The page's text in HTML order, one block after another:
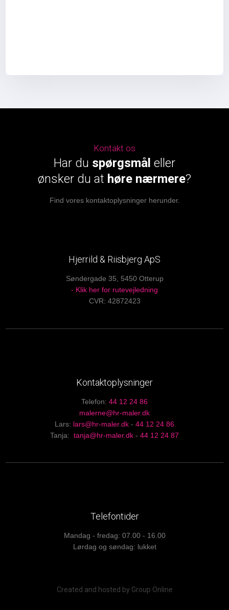
Kontakt os
Har du spørgsmål eller
​ønsker du at høre nærmere?
Find vores kontaktoplysninger herunder.
Hjerrild & Riisbjerg ApS
Søndergade 35, 5450 Otterup
- Klik her for rutevejledning
CVR: 42872423
Kontaktoplysninger
Telefon: ​ 44 12 24 86
malerne@hr-maler.dk
Lars: lars@hr-maler.dk - 44 12 24 86
Tanja: tanja@hr-maler.dk - 44 12 24 87
Telefontider
Mandag - fredag: 07.00 - 16.00
Lørdag og søndag: lukket
Created and hosted by Group Online